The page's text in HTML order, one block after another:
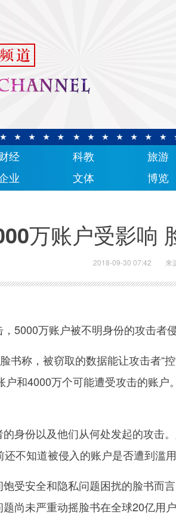
经 科教 旅游
业 文体 博览
万账户受影响
2018-09-30 07:42 来
万账户被不明身份的攻击者侵
称，被窃取的数据能让攻击者“控
和4000万个可能遭受攻击的账户
份以及他们从何处发起的攻击。
不知道被侵入的账户是否遭到滥用
安全和隐私问题困扰的脸书而
尚未严重动摇脸书在全球20亿用户